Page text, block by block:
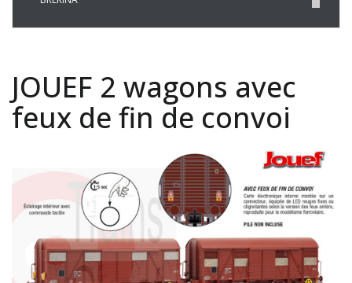
DECAPOD
DISQUE ROUGE
EPM
FLEISCHMANN
HAXO-3D
HEKI
HERKAT
HUMBROL
JOUEF 2 wagons avec
feux de fin de convoi